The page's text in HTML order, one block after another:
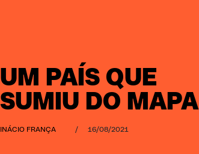
UM PAÍS QUE
SUMIU DO MAPA
INÁCIO FRANÇA / 16/08/2021